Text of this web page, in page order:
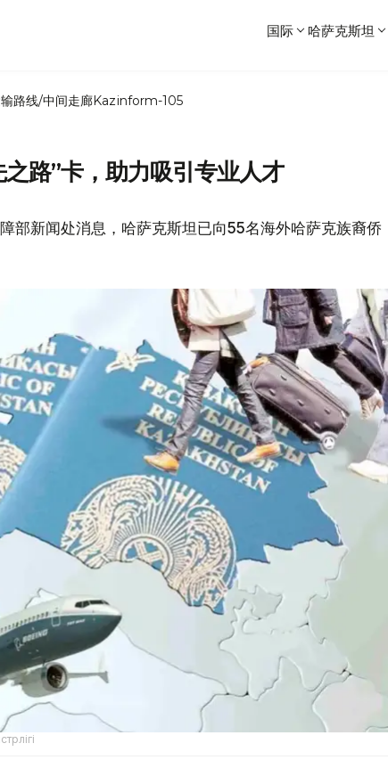
国际 哈萨克斯坦
路线/中间走廊Kazinform-105
路”卡，助力吸引专业人才
部新闻处消息，哈萨克斯坦已向55名海外哈萨克族裔侨